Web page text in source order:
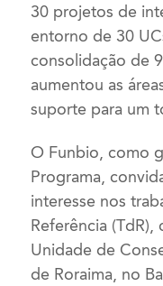
30 projetos de
entorno de 30
consolidação de
aumentou as
suporte para um
O Funbio, como
Programa,
interesse nos
Referência
Unidade de
de Roraima, no